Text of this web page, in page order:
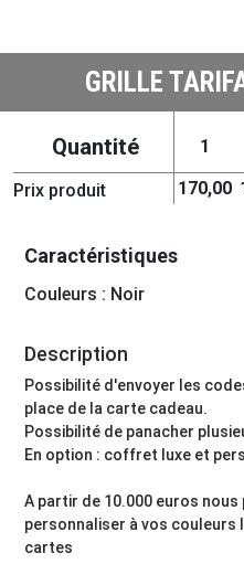
GRILLE
Quantité 1
Prix produit 170,00
Caractéristiques
Couleurs : Noir
Description
Possibilité d'envoyer les
place de la carte cadeau.
Possibilité de panacher
En option : coffret luxe et
A partir de 10.000 euros nous
personnaliser à vos couleurs
cartes